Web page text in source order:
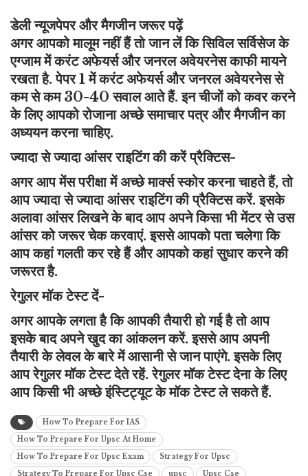
डेली न्यूजपेपर और मैगजीन जरूर पढ़ें
अगर आपको मालूम नहीं हैं तो जान लें कि सिविल सर्विसेज के
एग्जाम में करंट अफेयर्स और जनरल अवेयरनेस काफी मायने
रखता है. पेपर 1 में करंट अफेयर्स और जनरल अवेयरनेस से
कम से कम 30-40 सवाल आते हैं. इन चीजों को कवर करने
के लिए आपको रोजाना अच्छे समाचार पत्र और मैगजीन का
अध्ययन करना चाहिए.
ज्यादा से ज्यादा आंसर राइटिंग की करें प्रैक्टिस-
अगर आप मेंस परीक्षा में अच्छे मार्क्स स्कोर करना चाहते हैं, तो
आप ज्यादा से ज्यादा आंसर राइटिंग की प्रैक्टिस करें. इसके
अलावा आंसर लिखने के बाद आप अपने किसा भी मेंटर से उस
आंसर को जरूर चेक करवाएं. इससे आपको पता चलेगा कि
आप कहां गलती कर रहे हैं और आपको कहां सुधार करने की
जरूरत है.
रेगुलर मॉक टेस्ट दें-
अगर आपके लगता है कि आपकी तैयारी हो गई है तो आप
इसके बाद अपने खुद का आंकलन करें. इससे आप अपनी
तैयारी के लेवल के बारे में आसानी से जान पाएंगे. इसके लिए
आप रेगुलर मॉक टेस्ट देते रहें. रेगुलर मॉक टेस्ट देना के लिए
आप किसी भी अच्छे इंस्टिट्यूट के मॉक टेस्ट ले सकते हैं.
How To Prepare For IAS
How To Prepare For Upsc At Home
How To Prepare For Upsc Exam
Strategy For Upsc
Strategy To Prepare For Upsc Cse
upsc Upsc Cse